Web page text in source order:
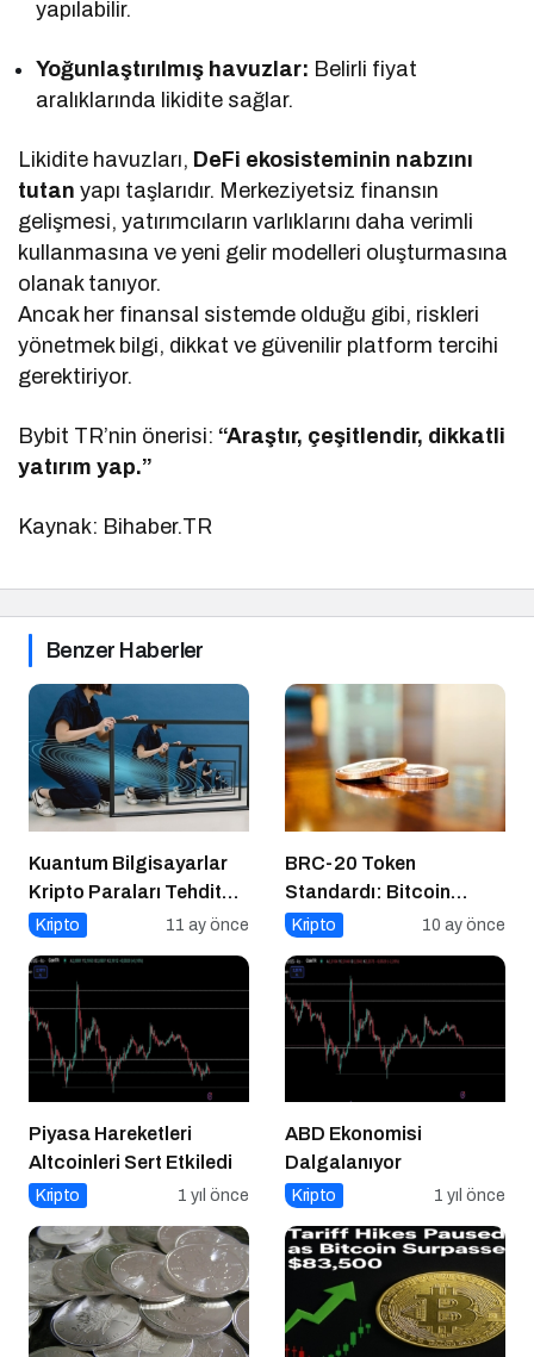
yapılabilir.
Yoğunlaştırılmış havuzlar: Belirli fiyat
aralıklarında likidite sağlar.
Likidite havuzları, DeFi ekosisteminin nabzını
tutan yapı taşlarıdır. Merkeziyetsiz finansın
gelişmesi, yatırımcıların varlıklarını daha verimli
kullanmasına ve yeni gelir modelleri oluşturmasına
olanak tanıyor.
Ancak her finansal sistemde olduğu gibi, riskleri
yönetmek bilgi, dikkat ve güvenilir platform tercihi
gerektiriyor.
Bybit TR’nin önerisi: “Araştır, çeşitlendir, dikkatli
yatırım yap.”
Kaynak: Bihaber.TR
Benzer Haberler
Kuantum Bilgisayarlar
Kripto Paraları Tehdit
Eder mi?
Kripto 11 ay önce
BRC-20 Token
Standardı: Bitcoin
Üzerindeki Deneysel
Kripto 10 ay önce
Piyasa Hareketleri
Altcoinleri Sert Etkiledi
Kripto 1 yıl önce
ABD Ekonomisi
Dalgalanıyor
Kripto 1 yıl önce